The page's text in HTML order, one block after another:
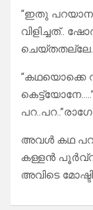
“ഇതു
വിളിച്ചത്..
“കഥയൊക്കെ
അവൾ കഥ
കള്ളൻ പൂർവ്വ
അവിടെ